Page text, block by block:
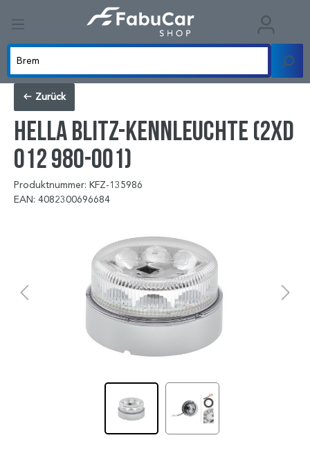
Zurück
HELLA Blitz-Kennleuchte (2XD
012 980-001)
Produktnummer: KFZ-135986
EAN: 4082300696684